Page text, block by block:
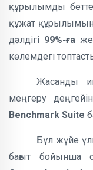
құрылымды
құжат құрылымын
дәлдігі 99%-ға
көлемдегі
Жасанды
меңгеру
Benchmark Suite
Бұл жүйе
бағыт бойынша